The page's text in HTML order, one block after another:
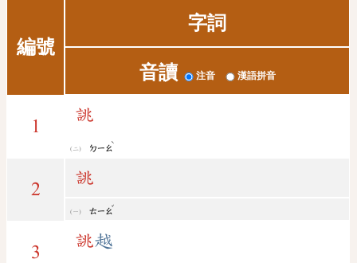
編號
字詞
音讀 注音 漢語拼音
1
誂
ㄉㄧㄠ
ˋ
2
誂
ㄊㄧㄠ
ˇ
3
誂越